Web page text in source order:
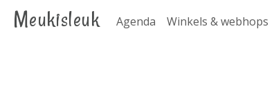
Meukisleuk Agenda Winkels & webhops